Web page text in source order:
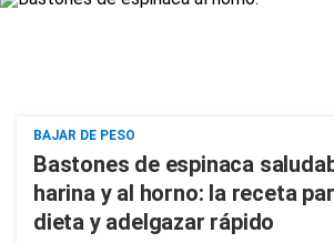
BAJAR DE PESO
Bastones de espinaca
harina y al horno: la receta
dieta y adelgazar rápido